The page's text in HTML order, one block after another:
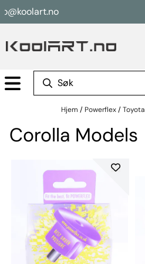
Hopp til innhold
Hjem / Powerflex/Toyota
Corolla Models